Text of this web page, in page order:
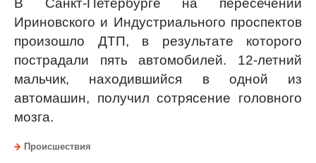
Ириновского и Индустриального проспектов
произошло ДТП, в результате которого
пострадали пять автомобилей. 12-летний
мальчик, находившийся в одной из
автомашин, получил сотрясение головного
мозга.
Происшествия